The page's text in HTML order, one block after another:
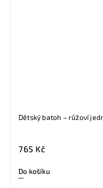
Dětský batoh – růžoví
765 Kč
Do košíku